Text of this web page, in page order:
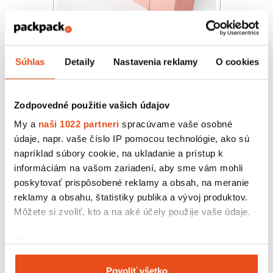
Súhlas Detaily Nastavenia reklamy O cookies
Zodpovedné použitie vašich údajov
My a naši 1022 partneri spracúvame vaše osobné
údaje, napr. vaše číslo IP pomocou technológie, ako sú
napríklad súbory cookie, na ukladanie a prístup k
informáciám na vašom zariadení, aby sme vám mohli
poskytovať prispôsobené reklamy a obsah, na meranie
reklamy a obsahu, štatistiky publika a vývoj produktov.
Môžete si zvoliť, kto a na aké účely použije vaše údaje.
Zhromažďovať informácie o vašej geografickej
Povoliť všetko
Novinka
Krabička na makrónky 160x45x45
13,84 € s DPH
11,25 € bez DPH
25 ks v balení